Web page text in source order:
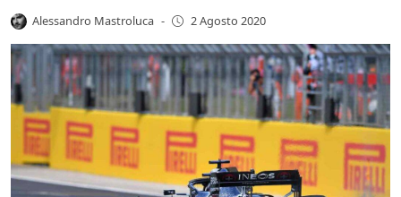
Alessandro Mastroluca - 2 Agosto 2020